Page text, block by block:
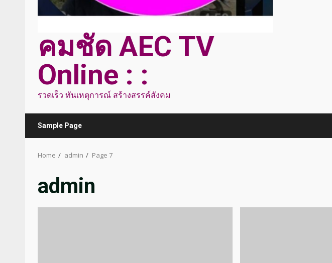
คมชัด AEC TV
Online : :
รวดเร็ว ทันเหตุการณ์ สร้างสรรค์สังคม
Sample Page
Home admin Page 7
admin